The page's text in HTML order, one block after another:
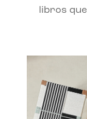
libros